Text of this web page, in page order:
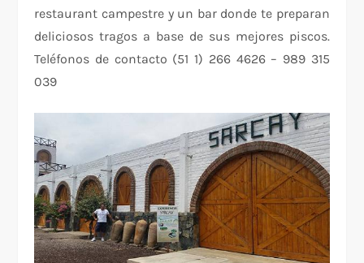
restaurant campestre y un bar donde te preparan
deliciosos tragos a base de sus mejores piscos.
Teléfonos de contacto (51 1) 266 4626 – 989 315
039